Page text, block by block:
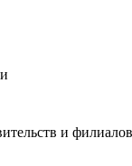
и филиалов